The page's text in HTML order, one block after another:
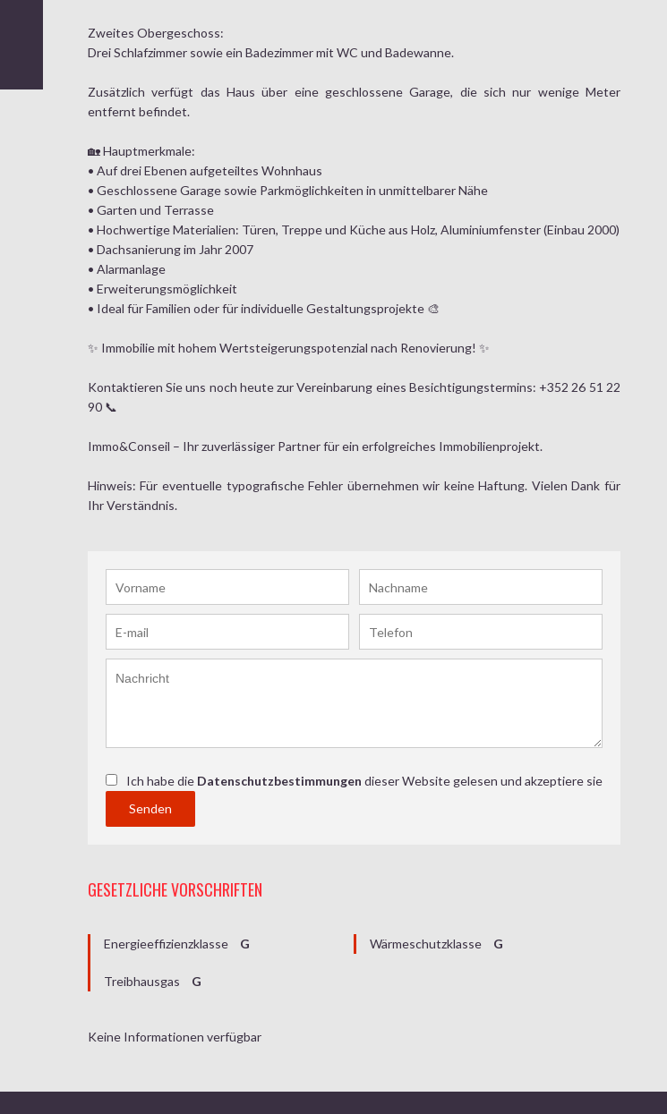
Zweites Obergeschoss:
Drei Schlafzimmer sowie ein Badezimmer mit WC und Badewanne.
Zusätzlich verfügt das Haus über eine geschlossene Garage, die sich nur wenige Meter
entfernt befindet.
🏡 Hauptmerkmale:
• Auf drei Ebenen aufgeteiltes Wohnhaus
• Geschlossene Garage sowie Parkmöglichkeiten in unmittelbarer Nähe
• Garten und Terrasse
• Hochwertige Materialien: Türen, Treppe und Küche aus Holz, Aluminiumfenster (Einbau 2000)
• Dachsanierung im Jahr 2007
• Alarmanlage
• Erweiterungsmöglichkeit
• Ideal für Familien oder für individuelle Gestaltungsprojekte 🎨
✨ Immobilie mit hohem Wertsteigerungspotenzial nach Renovierung! ✨
Kontaktieren Sie uns noch heute zur Vereinbarung eines Besichtigungstermins: +352 26 51 22
90 📞
Immo&Conseil – Ihr zuverlässiger Partner für ein erfolgreiches Immobilienprojekt.
Hinweis: Für eventuelle typografische Fehler übernehmen wir keine Haftung. Vielen Dank für
Ihr Verständnis.
Ich habe die Datenschutzbestimmungen dieser Website gelesen und akzeptiere sie
Senden
GESETZLICHE VORSCHRIFTEN
Energieeffizienzklasse G Wärmeschutzklasse G
Treibhausgas G
Keine Informationen verfügbar